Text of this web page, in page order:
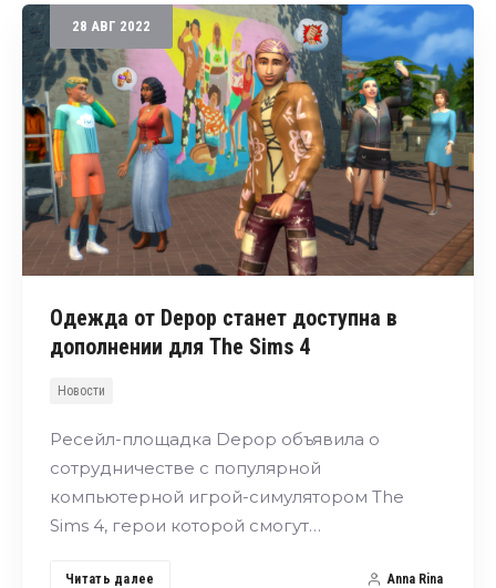
28 АВГ 2022
Одежда от Depop станет доступна в
дополнении для The Sims 4
Новости
Ресейл-площадка Depop объявила о
сотрудничестве с популярной
компьютерной игрой-симулятором The
Sims 4, герои которой смогут…
Читать далее Anna Rina